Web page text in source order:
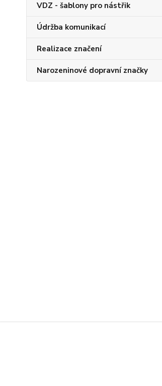
VDZ - šablony pro nástřik
Údržba komunikací
Realizace značení
Narozeninové dopravní značky